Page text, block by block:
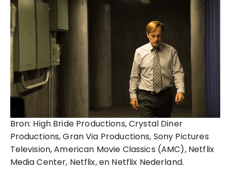
Bron: High Bride Productions, Crystal Diner
Productions, Gran Via Productions, Sony Pictures
Television, American Movie Classics (AMC), Netflix
Media Center, Netflix, en Netflix Nederland.